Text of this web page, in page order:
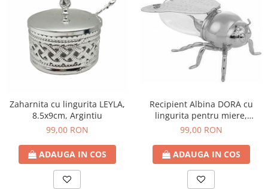
Zaharnita cu lingurita LEYLA,
8.5x9cm, Argintiu
99,00 RON
ADAUGA IN COS
Recipient Albina DORA cu
lingurita pentru miere,
15x10cm, Argintiu
99,00 RON
ADAUGA IN COS